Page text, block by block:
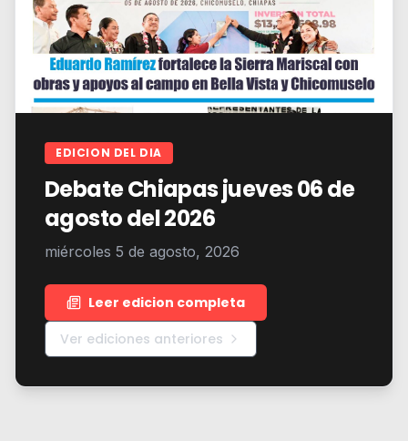
EDICION DEL DIA
Debate Chiapas jueves 06 de
agosto del 2026
miércoles 5 de agosto, 2026
Leer edicion completa
Ver ediciones anteriores